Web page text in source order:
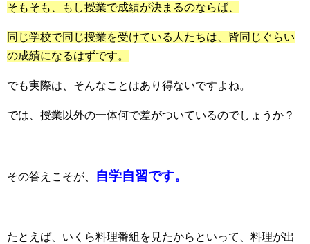
そもそも、もし授業で成績が決まるのならば、
同じ学校で同じ授業を受けている人たちは、皆同じぐらい
の成績になるはずです。
でも実際は、そんなことはあり得ないですよね。
では、授業以外の一体何で差がついているのでしょうか？
その答えこそが、 自学自習です。
たとえば、いくら料理番組を見たからといって、料理が出